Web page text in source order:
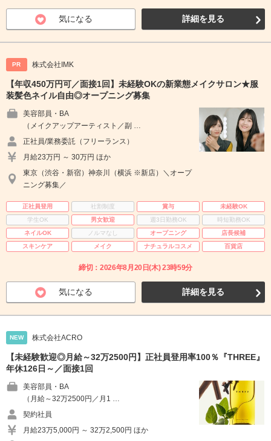
気になる 詳細を見る
PR 株式会社IMK
【年収450万円可／面接1回】未経験OKの新業態メイクサロン★服
装髪色ネイル自由◎オープニング募集
美容部員・BA
（メイクアップアーティスト／副 …
正社員/業務委託（フリーランス）
月給23万円 ～ 30万円 ほか
東京（渋谷・新宿）神奈川（横浜 ※新店）＼オープ
ニング募集／
正社員登用 社割制度 賞与
未経験OK
学生OK
男女歓迎 週3日勤務OK
時短勤務OK
ネイルOK
ノルマなし オープニング
店長候補
スキンケア
メイク ナチュラルコスメ 百貨店
締切：2026年8月20日(木) 23時59分
気になる 詳細を見る
NEW 株式会社ACRO
【未経験歓迎◎月給～32万2500円】正社員登用率100％『THREE』
年休126日～／面接1回
美容部員・BA
（月給～32万2500円／月1 …
契約社員
月給23万5,000円 ～ 32万2,500円 ほか